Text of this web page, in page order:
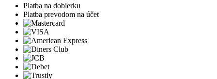
Platba na dobierku
Platba prevodom na účet